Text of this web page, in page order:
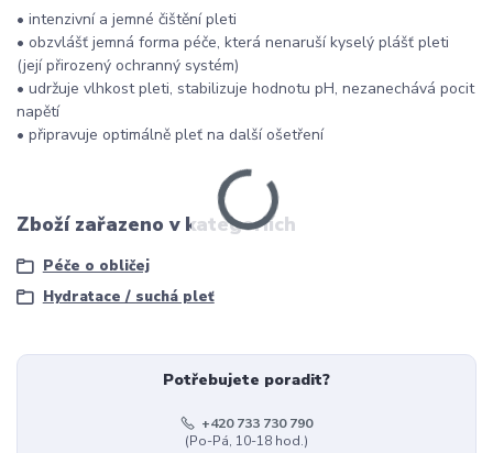
• intenzivní a jemné čištění pleti
• obzvlášť jemná forma péče, která nenaruší kyselý plášť pleti
(její přirozený ochranný systém)
• udržuje vlhkost pleti, stabilizuje hodnotu pH, nezanechává pocit
napětí
• připravuje optimálně pleť na další ošetření
Zboží zařazeno v kategoriích
Péče o obličej
Hydratace / suchá pleť
Potřebujete poradit?
+420 733 730 790
(Po-Pá, 10-18 hod.)